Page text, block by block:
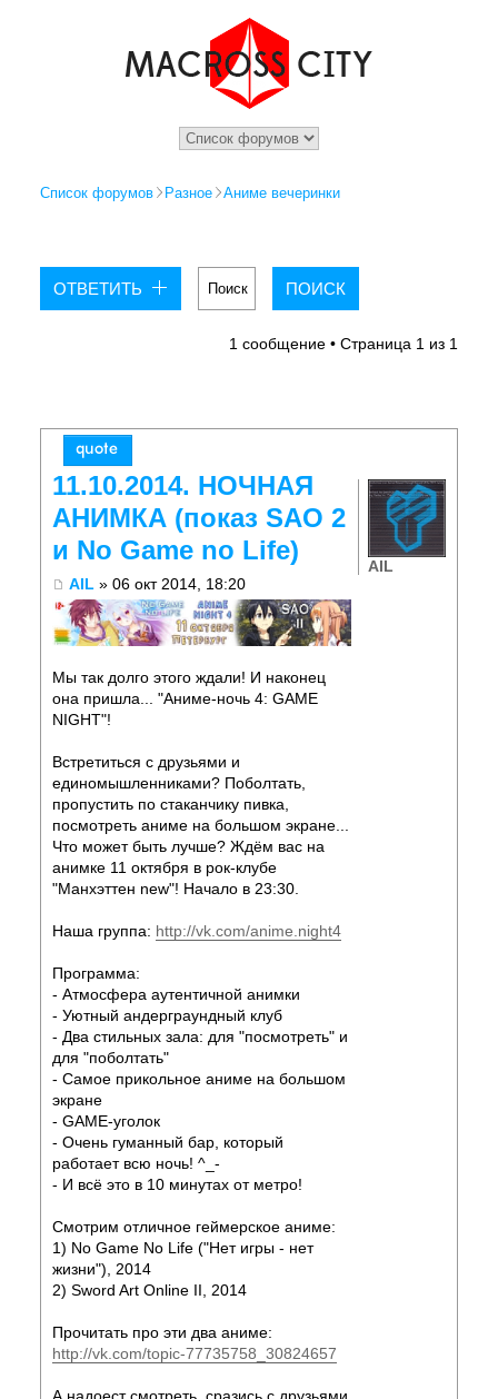
Список форумов Разное Аниме вечеринки
ОТВЕТИТЬ
1 сообщение • Страница 1из 1
11.10.2014. НОЧНАЯ
АНИМКА (показ SAO 2
и No Game no Life)
AIL » 06 окт 2014, 18:20
Мы так долго этого ждали! И наконец
она пришла... "Аниме-ночь 4: GAME
NIGHT"!
Встретиться с друзьями и
единомышленниками? Поболтать,
пропустить по стаканчику пивка,
посмотреть аниме на большом экране...
Что может быть лучше? Ждём вас на
анимке 11 октября в рок-клубе
"Манхэттен new"! Начало в 23:30.
Наша группа: http://vk.com/anime.night4
Программа:
- Атмосфера аутентичной анимки
- Уютный андерграундный клуб
- Два стильных зала: для "посмотреть" и
для "поболтать"
- Самое прикольное аниме на большом
экране
- GAME-уголок
- Очень гуманный бар, который
работает всю ночь! ^_-
- И всё это в 10 минутах от метро!
Смотрим отличное геймерское аниме:
1) No Game No Life ("Нет игры - нет
жизни"), 2014
2) Sword Art Online II, 2014
Прочитать про эти два аниме:
http://vk.com/topic-77735758_30824657
AIL